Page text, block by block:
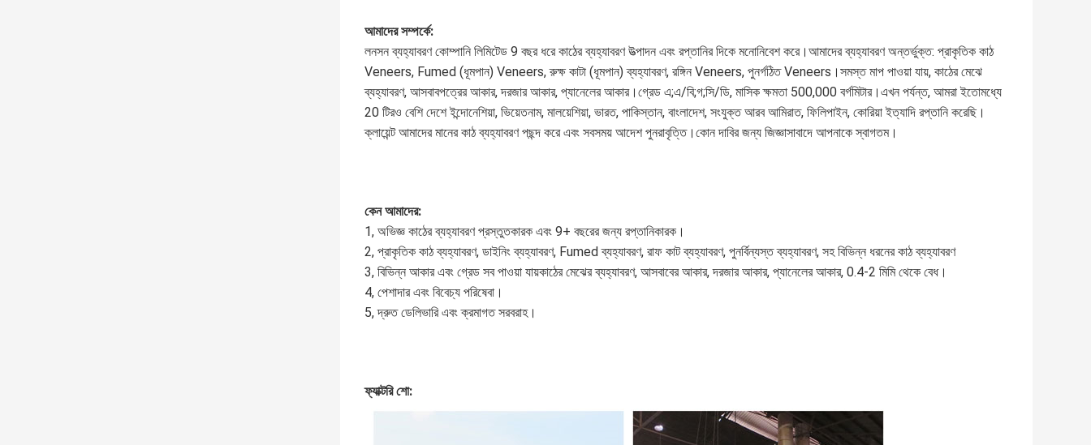
আমাদের সম্পর্কে:
লনসন ব্যহ্যাবরণ কোম্পানি লিমিটেড 9 বছর ধরে কাঠের ব্যহ্যাবরণ উত্পাদন এবং রপ্তানির দিকে মনোনিবেশ করে।আমাদের ব্যহ্যাবরণ অন্তর্ভুক্ত: প্রাকৃতিক কাঠ
Veneers, Fumed (ধূমপান) Veneers, রুক্ষ কাটা (ধূমপান) ব্যহ্যাবরণ, রঙ্গিন Veneers, পুনর্গঠিত Veneers।সমস্ত মাপ পাওয়া যায়, কাঠের মেঝে
ব্যহ্যাবরণ, আসবাবপত্রের আকার, দরজার আকার, প্যানেলের আকার।গ্রেড এ;এ/বি;গ;সি/ডি, মাসিক ক্ষমতা 500,000 বর্গমিটার।এখন পর্যন্ত, আমরা ইতোমধ্যে
20 টিরও বেশি দেশে ইন্দোনেশিয়া, ভিয়েতনাম, মালয়েশিয়া, ভারত, পাকিস্তান, বাংলাদেশ, সংযুক্ত আরব আমিরাত, ফিলিপাইন, কোরিয়া ইত্যাদি রপ্তানি করেছি।
ক্লায়েন্ট আমাদের মানের কাঠ ব্যহ্যাবরণ পছন্দ করে এবং সবসময় আদেশ পুনরাবৃত্তি।কোন দাবির জন্য জিজ্ঞাসাবাদে আপনাকে স্বাগতম।
কেন আমাদের:
1, অভিজ্ঞ কাঠের ব্যহ্যাবরণ প্রস্তুতকারক এবং 9+ বছরের জন্য রপ্তানিকারক।
2, প্রাকৃতিক কাঠ ব্যহ্যাবরণ, ডাইনিং ব্যহ্যাবরণ, Fumed ব্যহ্যাবরণ, রাফ কাট ব্যহ্যাবরণ, পুনর্বিন্যস্ত ব্যহ্যাবরণ, সহ বিভিন্ন ধরনের কাঠ ব্যহ্যাবরণ
3, বিভিন্ন আকার এবং গ্রেড সব পাওয়া যায়কাঠের মেঝের ব্যহ্যাবরণ, আসবাবের আকার, দরজার আকার, প্যানেলের আকার, 0.4-2 মিমি থেকে বেধ।
4, পেশাদার এবং বিবেচ্য পরিষেবা।
5, দ্রুত ডেলিভারি এবং ক্রমাগত সরবরাহ।
ফ্যাক্টরি শো: